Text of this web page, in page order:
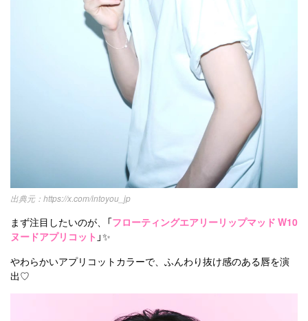
https://x.com/intoyou_jp
まず注目したいのが、「フローティングエアリーリップマッド W10
ヌードアプリコット 」✨
やわらかいアプリコットカラーで、ふんわり抜け感のある唇を演
出♡